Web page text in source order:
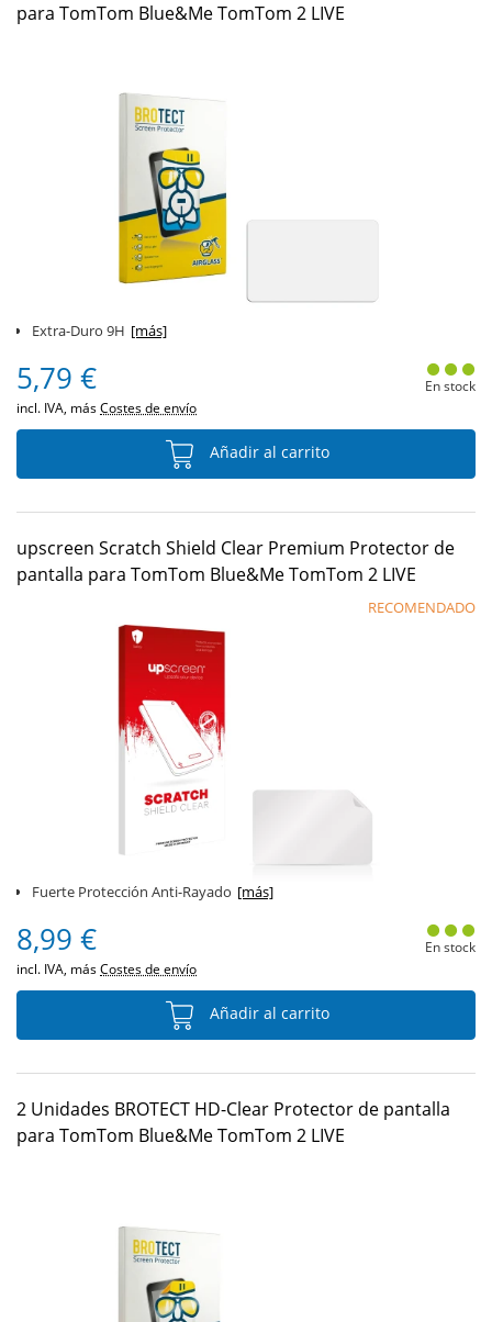
para TomTom Blue&Me TomTom 2 LIVE
Extra-Duro 9H [más]
5,79 €
incl. IVA, másCostes de envío
En stock
Añadir al carrito
upscreen Scratch Shield Clear Premium Protector de
pantalla para TomTom Blue&Me TomTom 2 LIVE
RECOMENDADO
Fuerte Protección Anti-Rayado [más]
8,99 €
incl. IVA, másCostes de envío
En stock
Añadir al carrito
2 Unidades BROTECT HD-Clear Protector de pantalla
para TomTom Blue&Me TomTom 2 LIVE